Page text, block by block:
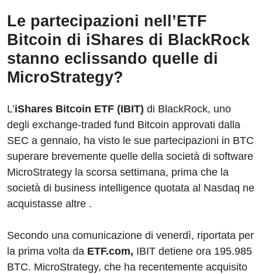
Le partecipazioni nell’ETF
Bitcoin di iShares di BlackRock
stanno eclissando quelle di
MicroStrategy?
L’iShares Bitcoin ETF (IBIT) di BlackRock, uno
degli exchange-traded fund Bitcoin approvati dalla
SEC a gennaio, ha visto le sue partecipazioni in BTC
superare brevemente quelle della società di software
MicroStrategy la scorsa settimana, prima che la
società di business intelligence quotata al Nasdaq ne
acquistasse altre .
Secondo una comunicazione di venerdì, riportata per
la prima volta da ETF.com, IBIT detiene ora 195.985
BTC. MicroStrategy, che ha recentemente acquisito